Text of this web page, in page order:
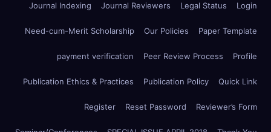
Journal Indexing Journal Reviewers Legal Status Login
Need-cum-Merit Scholarship Our Policies Paper Template
payment verification Peer Review Process Profile
Publication Ethics & Practices Publication Policy Quick Link
Register Reset Password Reviewer’s Form